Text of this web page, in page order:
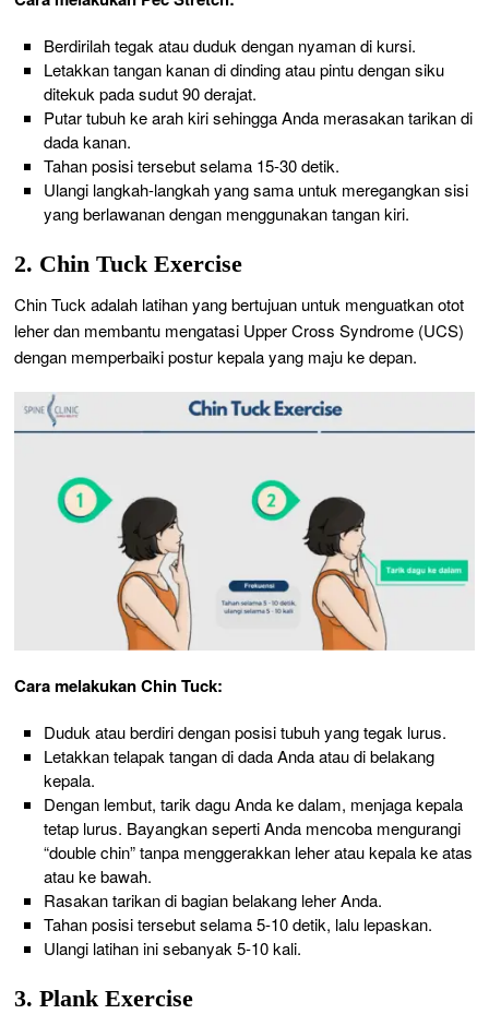
Berdirilah tegak atau duduk dengan nyaman di kursi.
Letakkan tangan kanan di dinding atau pintu dengan siku
ditekuk pada sudut 90 derajat.
Putar tubuh ke arah kiri sehingga Anda merasakan tarikan di
dada kanan.
Tahan posisi tersebut selama 15-30 detik.
Ulangi langkah-langkah yang sama untuk meregangkan sisi
yang berlawanan dengan menggunakan tangan kiri.
2. Chin Tuck Exercise
Chin Tuck adalah latihan yang bertujuan untuk menguatkan otot
leher dan membantu mengatasi Upper Cross Syndrome (UCS)
dengan memperbaiki postur kepala yang maju ke depan.
Cara melakukan Chin Tuck:
Duduk atau berdiri dengan posisi tubuh yang tegak lurus.
Letakkan telapak tangan di dada Anda atau di belakang
kepala.
Dengan lembut, tarik dagu Anda ke dalam, menjaga kepala
tetap lurus. Bayangkan seperti Anda mencoba mengurangi
“double chin” tanpa menggerakkan leher atau kepala ke atas
atau ke bawah.
Rasakan tarikan di bagian belakang leher Anda.
Tahan posisi tersebut selama 5-10 detik, lalu lepaskan.
Ulangi latihan ini sebanyak 5-10 kali.
3. Plank Exercise